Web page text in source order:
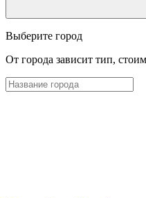
Выберите город
От города зависит тип,